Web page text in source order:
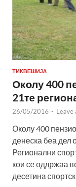
ТИКВЕШИЈА
Околу 400
21те
26/05/2016 - Leave
Околу 400
денеска беа дел
Регионални
кои се оддржаа
десетина